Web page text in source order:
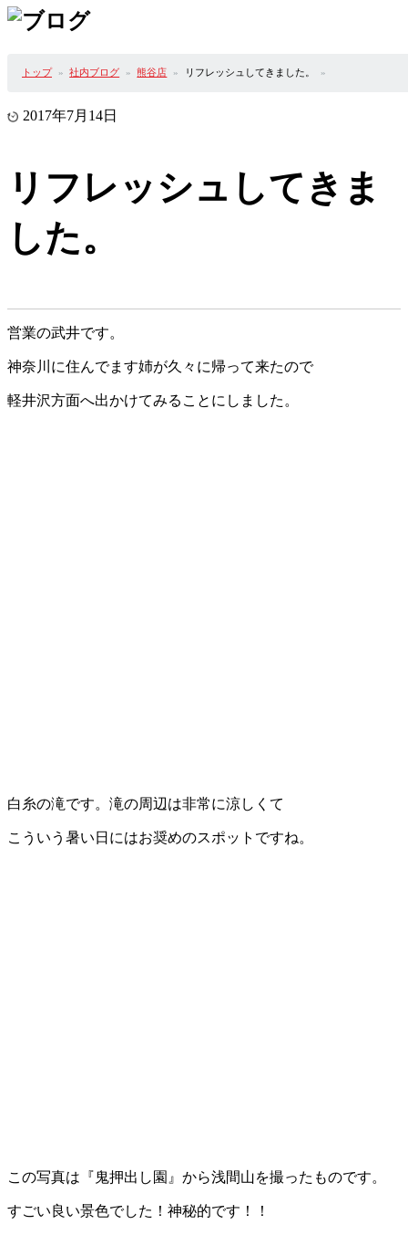
トップ 社内ブログ 熊谷店 リフレッシュしてきました。
2017年7月14日
リフレッシュしてきま
した。
営業の武井です。
神奈川に住んでます姉が久々に帰って来たので
軽井沢方面へ出かけてみることにしました。
白糸の滝です。滝の周辺は非常に涼しくて
こういう暑い日にはお奨めのスポットですね。
この写真は『鬼押出し園』から浅間山を撮ったものです。
すごい良い景色でした！神秘的です！！